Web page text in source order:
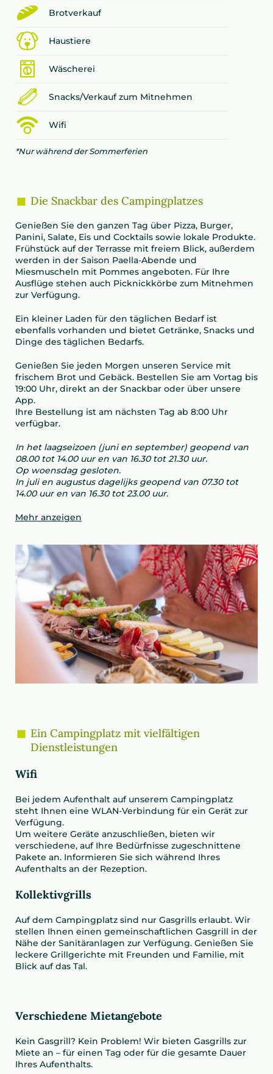
Brotverkauf
Haustiere
Wäscherei
Snacks/Verkauf zum Mitnehmen
Wifi
*Nur während der Sommerferien
Die Snackbar des Campingplatzes
Genießen Sie den ganzen Tag über Pizza, Burger,
Panini, Salate, Eis und Cocktails sowie lokale Produkte.
Frühstück auf der Terrasse mit freiem Blick, außerdem
werden in der Saison Paella-Abende und
Miesmuscheln mit Pommes angeboten. Für Ihre
Ausflüge stehen auch Picknickkörbe zum Mitnehmen
zur Verfügung.
Ein kleiner Laden für den täglichen Bedarf ist
ebenfalls vorhanden und bietet Getränke, Snacks und
Dinge des täglichen Bedarfs.
Genießen Sie jeden Morgen unseren Service mit
frischem Brot und Gebäck. Bestellen Sie am Vortag bis
19:00 Uhr, direkt an der Snackbar oder über unsere
App.
Ihre Bestellung ist am nächsten Tag ab 8:00 Uhr
verfügbar.
In het laagseizoen (juni en september) geopend van
08.00 tot 14.00 uur en van 16.30 tot 21.30 uur.
Op woensdag gesloten.
In juli en augustus dagelijks geopend van 07.30 tot
14.00 uur en van 16.30 tot 23.00 uur.
Mehr anzeigen
Ein Campingplatz mit vielfältigen
Dienstleistungen
Wifi
Bei jedem Aufenthalt auf unserem Campingplatz
steht Ihnen eine WLAN-Verbindung für ein Gerät zur
Verfügung.
Um weitere Geräte anzuschließen, bieten wir
verschiedene, auf Ihre Bedürfnisse zugeschnittene
Pakete an. Informieren Sie sich während Ihres
Aufenthalts an der Rezeption.
Kollektivgrills
Auf dem Campingplatz sind nur Gasgrills erlaubt. Wir
stellen Ihnen einen gemeinschaftlichen Gasgrill in der
Nähe der Sanitäranlagen zur Verfügung. Genießen Sie
leckere Grillgerichte mit Freunden und Familie, mit
Blick auf das Tal.
Verschiedene Mietangebote
Kein Gasgrill? Kein Problem! Wir bieten Gasgrills zur
Miete an – für einen Tag oder für die gesamte Dauer
Ihres Aufenthalts.